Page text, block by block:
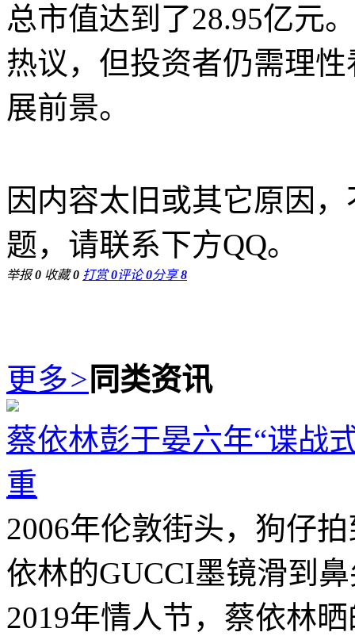
总市值达到了28.95亿元
热议，但投资者仍需理
展前景。
因内容太旧或其它原因
题，请联系下方QQ。
举报0 收藏0 打赏0评论0分享8
更多> 同类资讯
蔡依林彭于晏六年“谍战
重
2006年伦敦街头，狗仔
依林的GUCCI墨镜滑到
2019年情人节，蔡依林